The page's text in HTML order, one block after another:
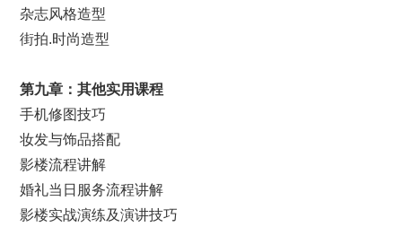
杂志风格造型
街拍.时尚造型
第九章：其他实用课程
手机修图技巧
妆发与饰品搭配
影楼流程讲解
婚礼当日服务流程讲解
影楼实战演练及演讲技巧